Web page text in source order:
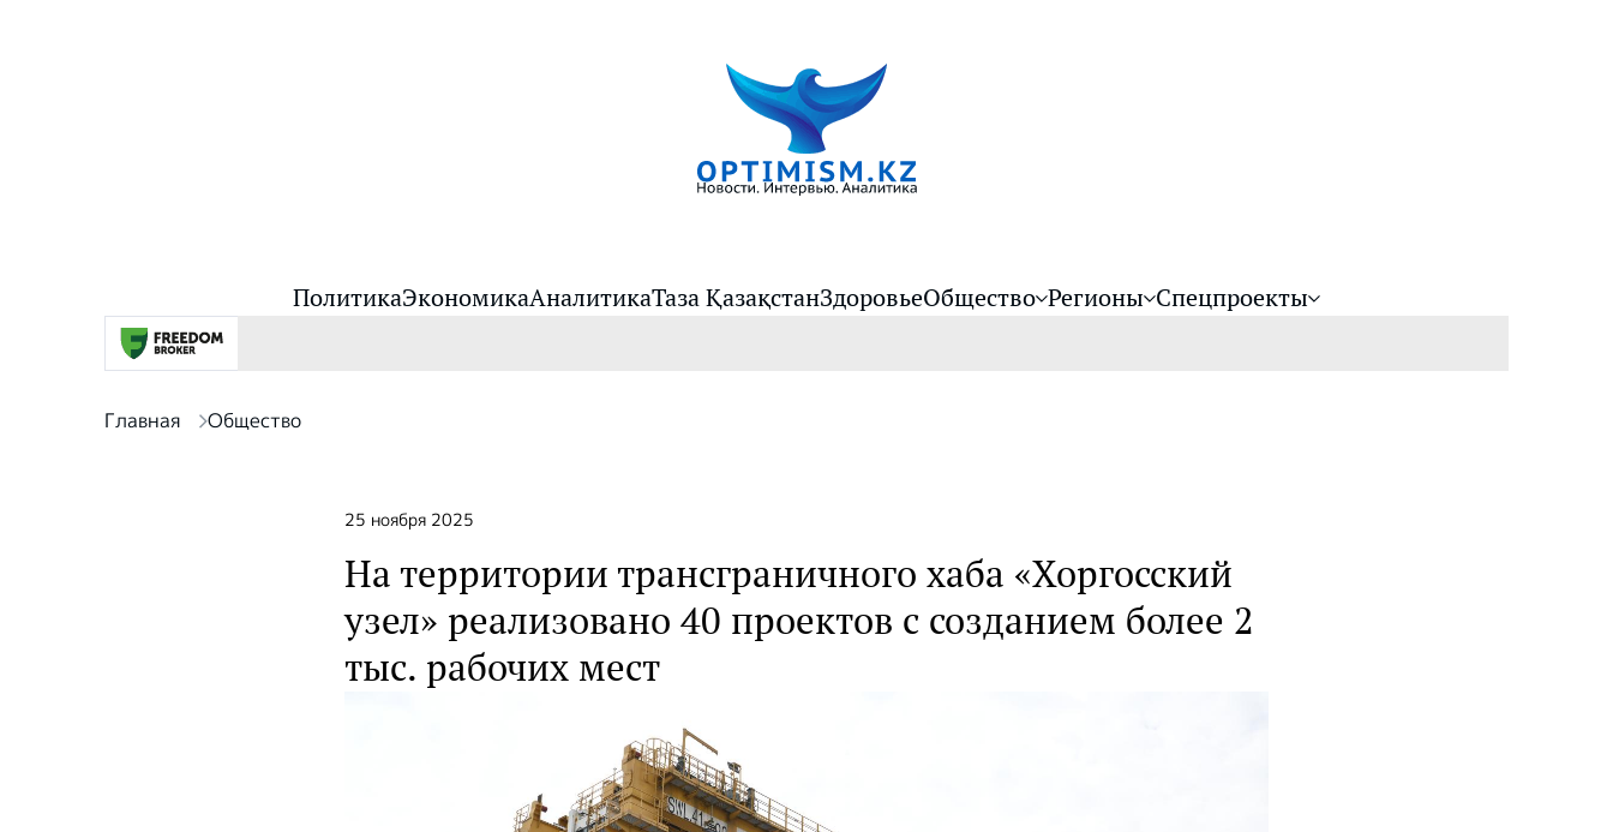
ПолитикаЭкономикаАналитикаТаза ҚазақстанЗдоровьеОбщество Регионы Спецпроекты
Главная Общество
25 ноября 2025
На территории трансграничного хаба «Хоргосский
узел» реализовано 40 проектов с созданием более 2
тыс. рабочих мест